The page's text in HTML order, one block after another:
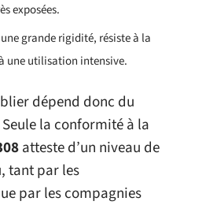
exposées.
grande rigidité, résiste à la
une utilisation intensive.
dépend donc du
la conformité à la
atteste d’un niveau de
tant par les
par les compagnies